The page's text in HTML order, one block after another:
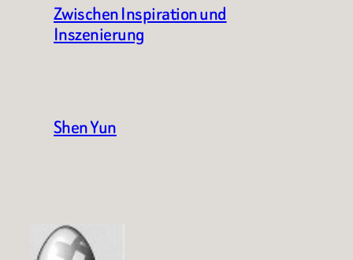
Zwischen Inspiration und
Inszenierung
Shen Yun